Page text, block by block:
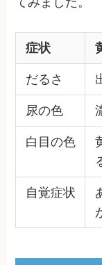
症状
だるさ
尿の色
白目の色
自覚症状